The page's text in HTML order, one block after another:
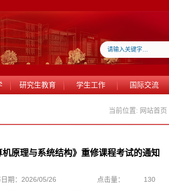
研究生教育 学生工作 国际交流
当前位置: 网站首页
原理与系统结构》重修课程考试的通知
日期：2026/05/26 点击量： 130